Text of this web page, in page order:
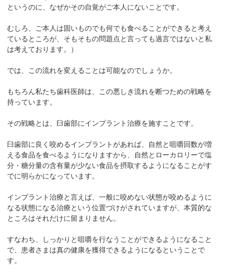
というのに、なぜかその自覚がご本人にないことです。
むしろ、ご本人は固いものでも何でも食べることができると考え
ているところが、そもそもの問題点と言っても過言ではないと私
は考えております。）
では、この流れを変えることは可能なのでしょうか。
もちろん私たち歯科医師は、この悪しき流れを断つための戦略を
持っています。
その戦略とは、臼歯部にインプラント治療を施すことです。
臼歯部に良く咬めるインプラントがあれば、自然と咀嚼回数が増
える食品を食べるようになりますから、自然とローカロリーで塩
分・糖分量の含有量が少ない食品を摂取するようになることがす
でに明らかになっています。
インプラント治療と言えば、一般に咬めない状態が咬めるように
なる状態になる治療という位置づけがされていますが、本質的な
ところはそれだけに留まりません。
すなわち、しっかりと咀嚼を行なうことができるようになること
で、患者さまは真の健康を獲得できるようになるということで
す。